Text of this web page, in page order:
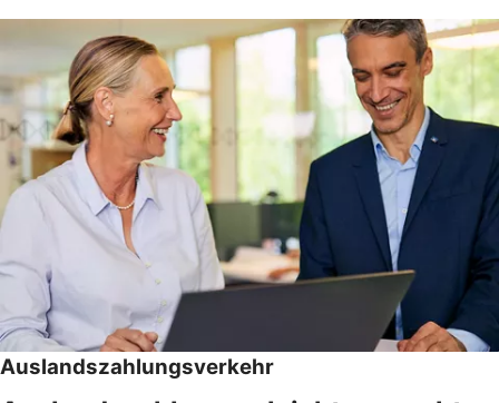
Auslandszahlungsverkehr